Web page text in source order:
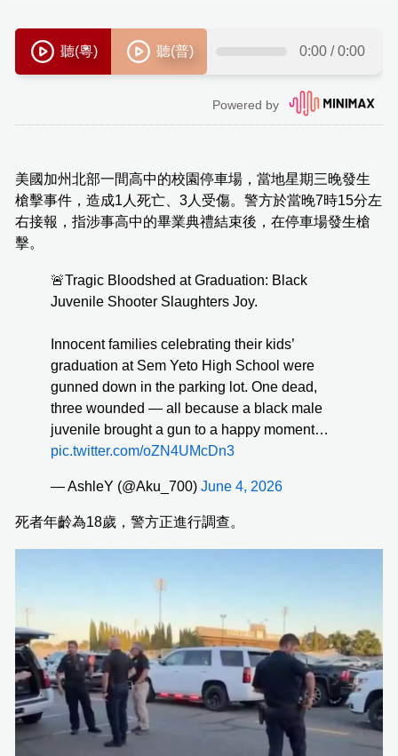
美國加州北部一間高中的校園停車場，當地星期三晚發生
槍擊事件，造成1人死亡、3人受傷。警方於當晚7時15分左
右接報，指涉事高中的畢業典禮結束後，在停車場發生槍
擊。
🚨Tragic Bloodshed at Graduation: Black
Juvenile Shooter Slaughters Joy.
Innocent families celebrating their kids’
graduation at Sem Yeto High School were
gunned down in the parking lot. One dead,
three wounded — all because a black male
juvenile brought a gun to a happy moment…
pic.twitter.com/oZN4UMcDn3
— AshleY (@Aku_700) June 4, 2026
死者年齡為18歲，警方正進行調查。